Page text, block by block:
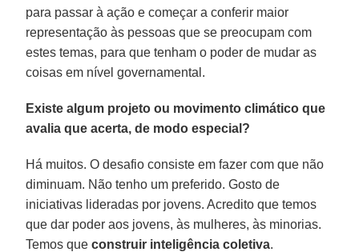
para passar à ação e começar a conferir maior
representação às pessoas que se preocupam com
estes temas, para que tenham o poder de mudar as
coisas em nível governamental.
Existe algum projeto ou movimento climático que
avalia que acerta, de modo especial?
Há muitos. O desafio consiste em fazer com que não
diminuam. Não tenho um preferido. Gosto de
iniciativas lideradas por jovens. Acredito que temos
que dar poder aos jovens, às mulheres, às minorias.
Temos queconstruir inteligência coletiva.